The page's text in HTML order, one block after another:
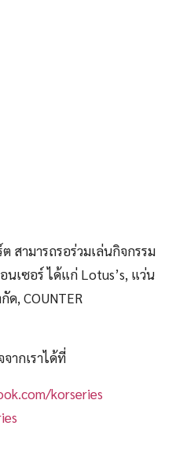
สามารถรอร่วมเล่นกิจกรรม
เซอร์ ได้แก่ Lotus’s, แว่น
, COUNTER
ากเราได้ที่
korseries